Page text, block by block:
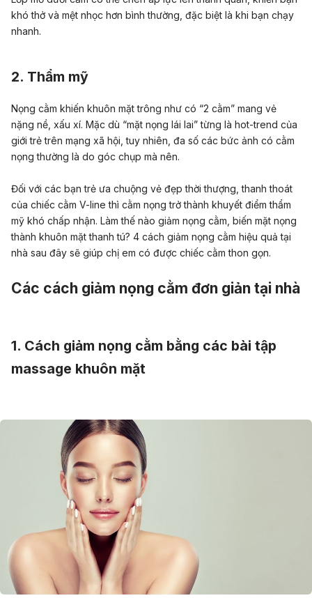
khó thở và mệt nhọc hơn bình thường, đặc biệt là khi bạn chạy
nhanh.
2. Thẩm mỹ
Nọng cằm khiến khuôn mặt trông như có “2 cằm” mang vẻ
nặng nề, xấu xí. Mặc dù “mặt nọng lái lai” từng là hot-trend của
giới trẻ trên mạng xã hội, tuy nhiên, đa số các bức ảnh có cằm
nọng thường là do góc chụp mà nên.
Đối với các bạn trẻ ưa chuộng vẻ đẹp thời thượng, thanh thoát
của chiếc cằm V-line thì cằm nọng trở thành khuyết điểm thẩm
mỹ khó chấp nhận. Làm thế nào giảm nọng cằm, biến mặt nọng
thành khuôn mặt thanh tú? 4 cách giảm nọng cằm hiệu quả tại
nhà sau đây sẽ giúp chị em có được chiếc cằm thon gọn.
Các cách giảm nọng cằm đơn giản tại nhà
1. Cách giảm nọng cằm bằng các bài tập
massage khuôn mặt